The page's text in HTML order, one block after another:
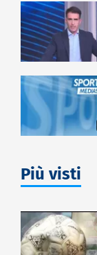
Più visti